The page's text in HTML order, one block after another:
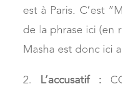
est à Paris. C’est
de la phrase ici (en
Masha est donc ici
L’accusatif :